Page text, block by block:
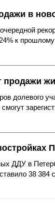
в
к прошлому
продажи
долевого
ДДУ в
38 384